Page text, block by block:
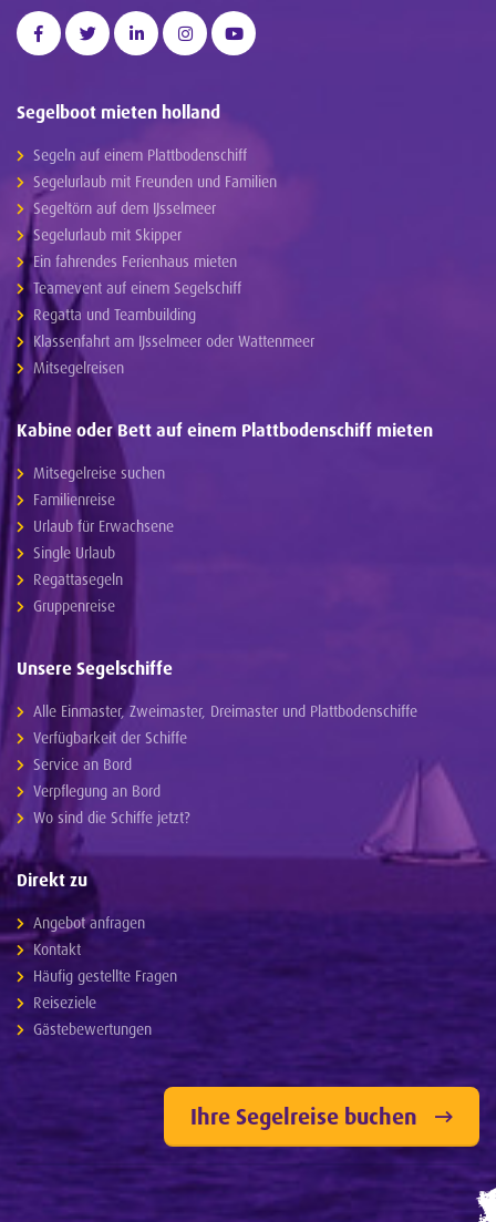
Segelboot mieten holland
Segeln auf einem Plattbodenschiff
Segelurlaub mit Freunden und Familien
Segeltörn auf dem IJsselmeer
Segelurlaub mit Skipper
Ein fahrendes Ferienhaus mieten
Teamevent auf einem Segelschiff
Regatta und Teambuilding
Klassenfahrt am IJsselmeer oder Wattenmeer
Mitsegelreisen
Kabine oder Bett auf einem Plattbodenschiff mieten
Mitsegelreise suchen
Familienreise
Urlaub für Erwachsene
Single Urlaub
Regattasegeln
Gruppenreise
Unsere Segelschiffe
Alle Einmaster, Zweimaster, Dreimaster und Plattbodenschiffe
Verfügbarkeit der Schiffe
Service an Bord
Verpflegung an Bord
Wo sind die Schiffe jetzt?
Direkt zu
Angebot anfragen
Kontakt
Häufig gestellte Fragen
Reiseziele
Gästebewertungen
Ihre Segelreise buchen